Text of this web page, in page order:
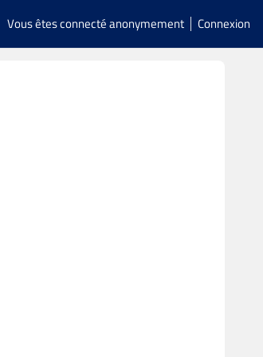
Vous êtes connecté anonymement Connexion